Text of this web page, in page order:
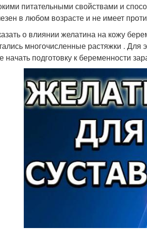
питательными свойствами и
в любом возрасте и не имеет
о влиянии желатина на кожу
многочисленные растяжки . Для
подготовку к беременности